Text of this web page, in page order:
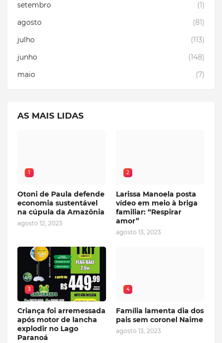
setembro
(1)
agosto
(81)
julho
(113)
junho
(148)
maio
(7)
AS MAIS LIDAS
1
Otoni de Paula defende
economia sustentável
na cúpula da Amazônia
agosto 12, 2023
2
Larissa Manoela posta
vídeo em meio à briga
familiar: “Respirar
amor”
agosto 13, 2023
3
Criança foi arremessada
após motor de lancha
explodir no Lago
Paranoá
4
Família lamenta dia dos
pais sem coronel Naime
agosto 13, 2023